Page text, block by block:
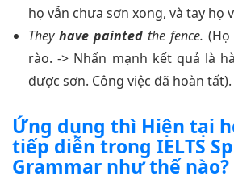
họ vẫn chưa sơn xong, và tay họ
They have painted the fence.
rào. -> Nhấn mạnh kết quả là
được sơn. Công việc đã hoàn tất).
Ứng dụng thì Hiện tại
tiếp diễn trong IELTS
Grammar như thế nào?